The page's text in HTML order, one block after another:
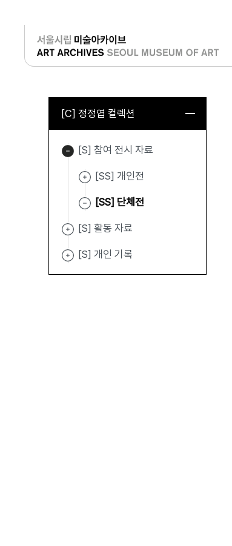
로그인
[C] 정정엽 컬렉션
[S] 참여 전시 자료
[SS] 개인전
[SS] 단체전
[S] 활동 자료
[S] 개인 기록